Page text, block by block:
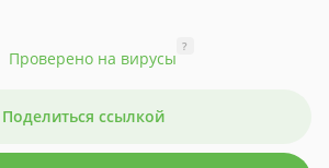
Проверено на вирусы
?
Поделиться ссылкой